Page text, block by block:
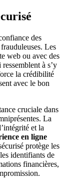
des
Les
web ou avec des
à s’y
la crédibilité
avec le bon
cruciale dans
La
et la
en ligne
protège les
identifiants de
financières,